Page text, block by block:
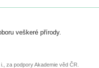
veškeré přírody.
za podpory Akademie věd ČR.